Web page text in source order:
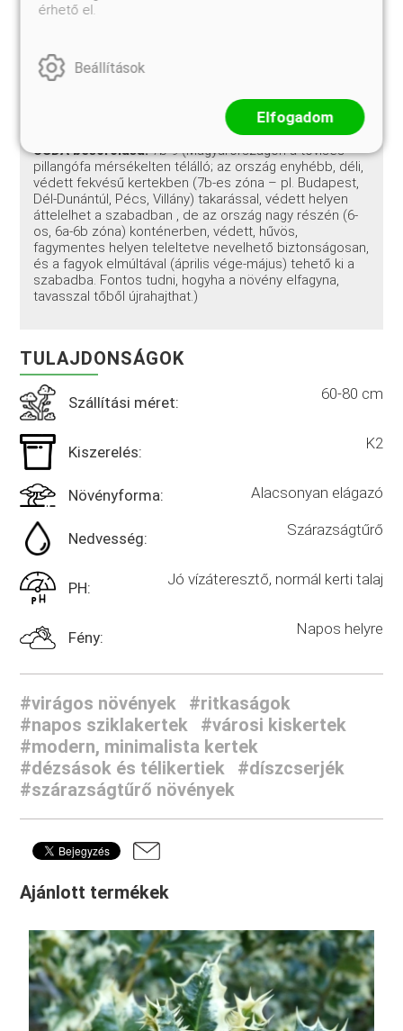
Díszfüvek (magasabb, szárazságtűrő fajták):
(Calamagrostis), csenkesz fajták (Festuca). A
kiegészíti a tövises pillangófa tömöttebb, bokros
USDA besorolása:7b-9 (Magyarországon a tövises
pillangófa mérsékelten télálló; az ország enyhébb, déli,
védett fekvésű kertekben (7b-es zóna – pl. Budapest,
Dél-Dunántúl, Pécs, Villány) takarással, védett helyen
áttelelhet a szabadban , de az ország nagy részén (6-
os, 6a-6b zóna) konténerben, védett, hűvös,
fagymentes helyen teleltetve nevelhető biztonságosan,
és a fagyok elmúltával (április vége-május) tehető ki a
szabadba. Fontos tudni, hogyha a növény elfagyna,
tavasszal tőből újrahajthat.)
TULAJDONSÁGOK
Szállítási méret: 60-80 cm
Kiszerelés: K2
Növényforma: Alacsonyan elágazó
Nedvesség: Szárazságtűrő
PH: Jó vízáteresztő, normál kerti talaj
Fény: Napos helyre
#virágos növények
#ritkaságok
#napos sziklakertek
#városi kiskertek
#modern, minimalista kertek
#dézsások és télikertiek
#díszcserjék
#szárazságtűrő növények
Ajánlott termékek
érhető el.
Beállítások
Elfogadom